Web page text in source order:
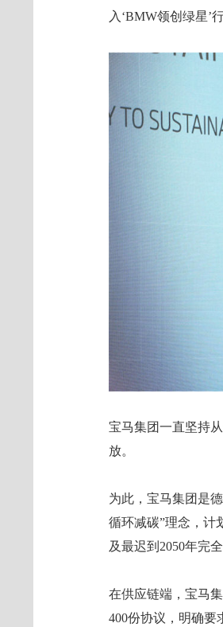
入‘BMW领创绿星’
宝马集团一直坚持
放。
为此，宝马集团是
循环减碳”理念，计
及最迟到2050年完
在供应链端，宝马
400份协议，明确